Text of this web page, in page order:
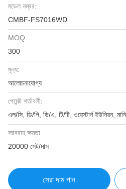
মডেল নম্বর:
CMBF-FS7016WD
MOQ:
300
মূল্য:
আলোচনাযোগ্য
পেমেন্ট শর্তাবলী:
এল/সি, ডি/পি, ডি/এ, টি/টি, ওয়েস্টার্ন ইউনিয়ন,
সরবরাহ ক্ষমতা:
20000 সেট/মাস
সেরা দাম পান